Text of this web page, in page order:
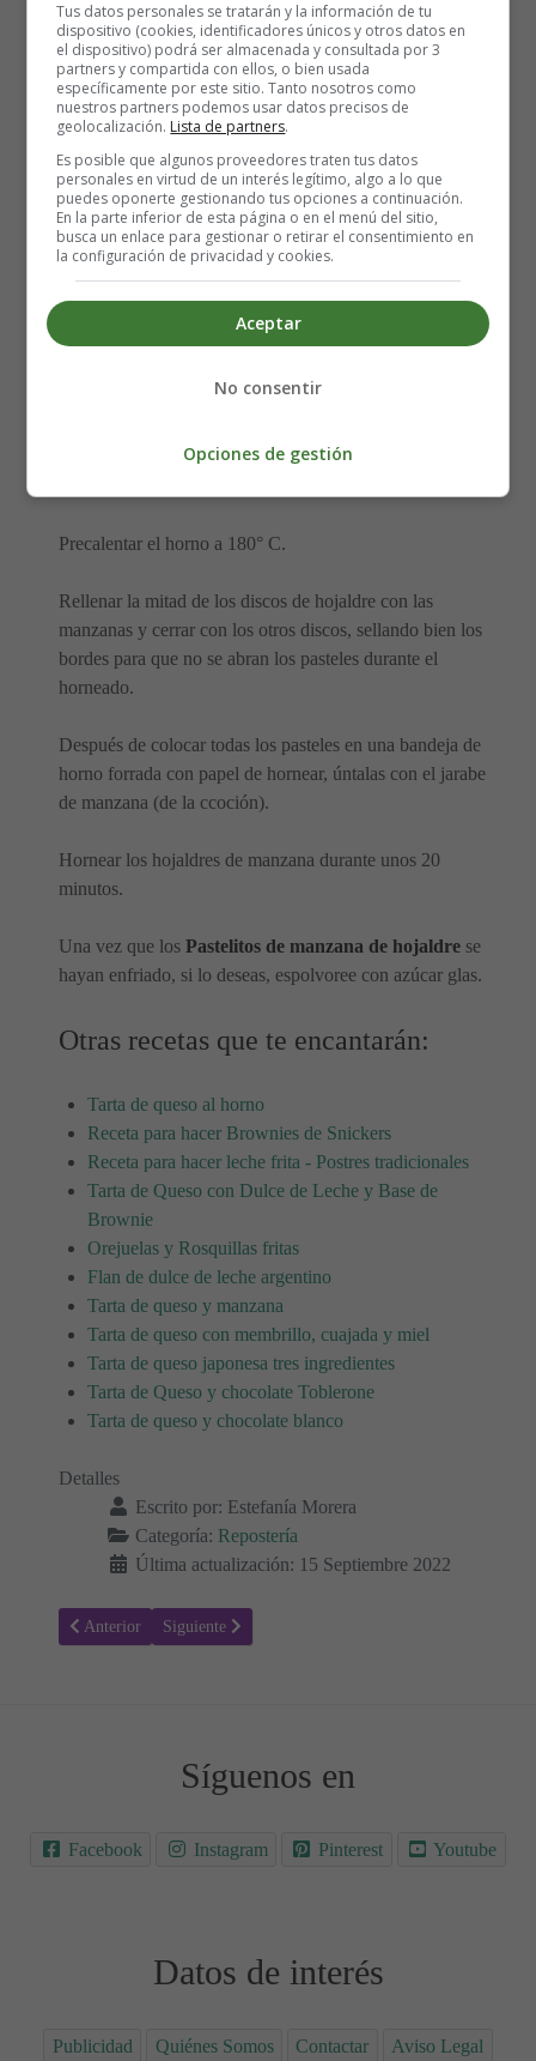
1 nuez de mantequilla
Elaboración de los Pastelitos de
manzana de hojaldre:
Pelar las manzanas, cortarlas en trozos pequeños y
rociarlas con el zumo de limón. Poner las manzanas en
una sartén y añadir el azúcar moreno y la mantequilla.
Cocer a fuego lento durante 5 minutos, removiendo de
vez en cuando. Si quieres, puedes añadir un poco de
desees). Puedes utilizar un cortador de galletas o un
Precalentar el horno a 180° C.
Rellenar la mitad de los discos de hojaldre con las
manzanas y cerrar con los otros discos, sellando bien los
bordes para que no se abran los pasteles durante el
horneado.
Después de colocar todas los pasteles en una bandeja de
horno forrada con papel de hornear, úntalas con el jarabe
de manzana (de la ccoción).
Hornear los hojaldres de manzana durante unos 20
minutos.
Una vez que los Pastelitos de manzana de hojaldre se
hayan enfriado, si lo deseas, espolvoree con azúcar glas.
Otras recetas que te encantarán:
Tarta de queso al horno
Receta para hacer Brownies de Snickers
Receta para hacer leche frita - Postres tradicionales
Tarta de Queso con Dulce de Leche y Base de
Brownie
Orejuelas y Rosquillas fritas
Flan de dulce de leche argentino
Tarta de queso y manzana
Tarta de queso con membrillo, cuajada y miel
Tarta de queso japonesa tres ingredientes
Tarta de Queso y chocolate Toblerone
Tarta de queso y chocolate blanco
Detalles
Escrito por: Estefanía Morera
Categoría: Repostería
Última actualización: 15 Septiembre 2022
Artículo anterior: Receta para hacer Mousse de manzana
Anterior Artículo siguiente: Receta para hacer Bizcocho con
Siguiente
Síguenos en
Facebook Instagram Pinterest Youtube
Datos de interés
Publicidad Quiénes Somos Contactar Aviso Legal
Tus datos personales se tratarán y la información de tu
dispositivo (cookies, identificadores únicos y otros datos en
el dispositivo) podrá ser almacenada y consultada por 3
partners y compartida con ellos, o bien usada
específicamente por este sitio. Tanto nosotros como
nuestros partners podemos usar datos precisos de
geolocalización. Lista de partners.
Es posible que algunos proveedores traten tus datos
personales en virtud de un interés legítimo, algo a lo que
puedes oponerte gestionando tus opciones a continuación.
En la parte inferior de esta página o en el menú del sitio,
busca un enlace para gestionar o retirar el consentimiento en
la configuración de privacidad y cookies.
Aceptar
No consentir
Opciones de gestión